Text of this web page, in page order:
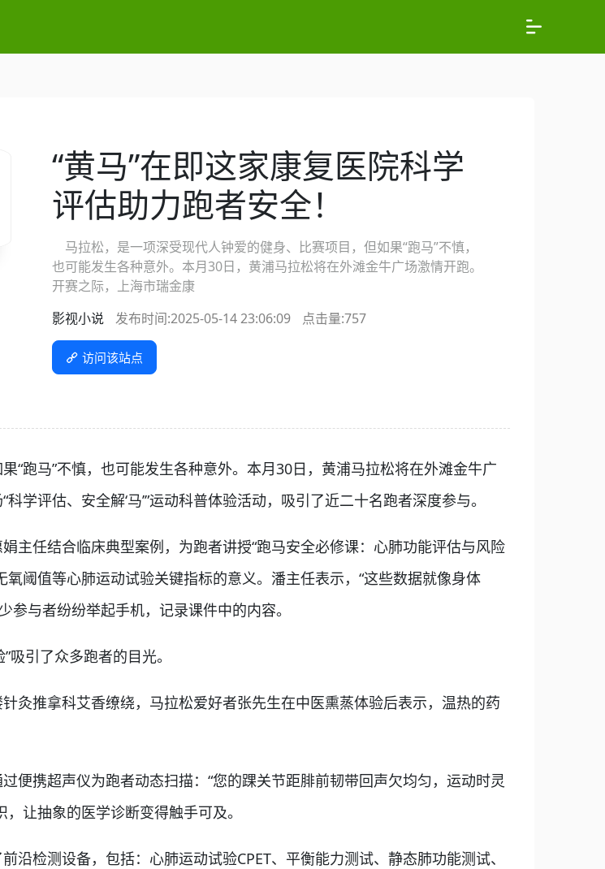
“黄马”在即这家康复医院科学
评估助力跑者安全！
马拉松，是一项深受现代人钟爱的健身、比赛项目，但如果“跑马”不慎，
也可能发生各种意外。本月30日，黄浦马拉松将在外滩金牛广场激情开跑。
开赛之际，上海市瑞金康
影视小说
发布时间:2025-05-14 23:06:09 点击量:757
访问该站点
马”不慎，也可能发生各种意外。本月30日，黄浦马拉松将在外滩金牛广
学评估、安全解‘马’”运动科普体验活动，吸引了近二十名跑者深度参与。
任结合临床典型案例，为跑者讲授“跑马安全必修课：心肺功能评估与风险
阈值等心肺运动试验关键指标的意义。潘主任表示，“这些数据就像身体
参与者纷纷举起手机，记录课件中的内容。
引了众多跑者的目光。
推拿科艾香缭绕，马拉松爱好者张先生在中医熏蒸体验后表示，温热的药
携超声仪为跑者动态扫描：“您的踝关节距腓前韧带回声欠均匀，运动时灵
让抽象的医学诊断变得触手可及。
检测设备，包括：心肺运动试验CPET、平衡能力测试、静态肺功能测试、